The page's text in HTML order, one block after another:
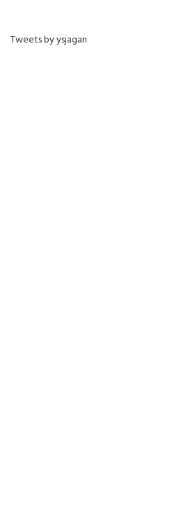
Tweets by ysjagan